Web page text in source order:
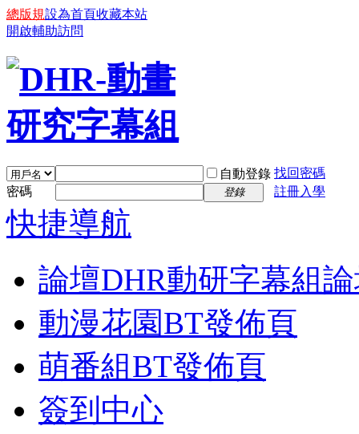
總版規設為首頁收藏本站
開啟輔助訪問
自動登錄 找回密碼
密碼
登錄 註冊入學
快捷導航
論壇DHR動研字幕組
動漫花園BT發佈頁
萌番組BT發佈頁
簽到中心